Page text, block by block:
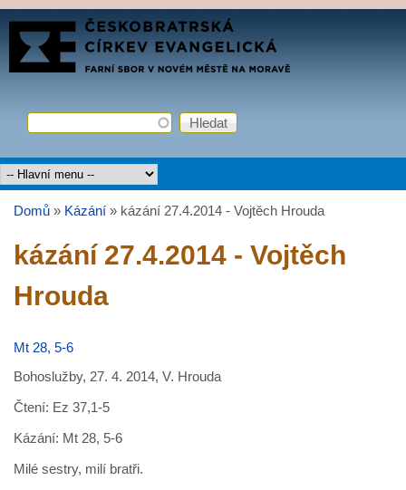
Přejít k hlavnímu obsahu
FARNÍ
SBOR
Vyhledávání
Hledat
Hlavní menu
Domů » Kázání » kázání 27.4.2014 - Vojtěch Hrouda
kázání 27.4.2014 - Vojtěch
Hrouda
Mt 28, 5-6
Bohoslužby, 27. 4. 2014, V. Hrouda
Čtení: Ez 37,1-5
Kázání: Mt 28, 5-6
Milé sestry, milí bratři.